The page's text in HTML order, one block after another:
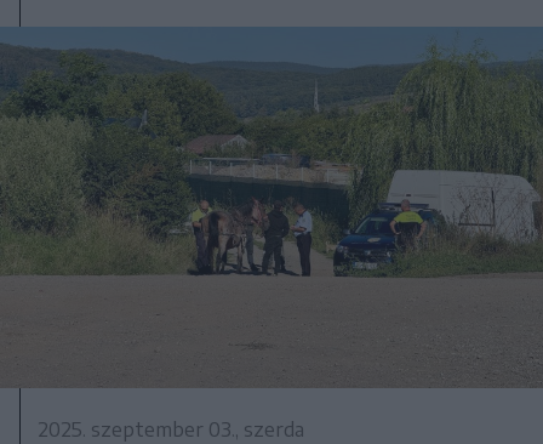
2025. szeptember 03., szerda